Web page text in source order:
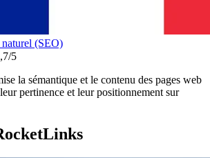
naturel (SEO)
/5
la sémantique et le contenu des pages web
pertinence et leur positionnement sur